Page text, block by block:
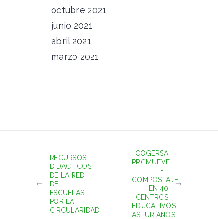
octubre 2021
junio 2021
abril 2021
marzo 2021
RECURSOS
DIDÁCTICOS
DE LA RED
DE
ESCUELAS
POR LA
CIRCULARIDAD
COGERSA
PROMUEVE
EL
COMPOSTAJE
EN 40
CENTROS
EDUCATIVOS
ASTURIANOS